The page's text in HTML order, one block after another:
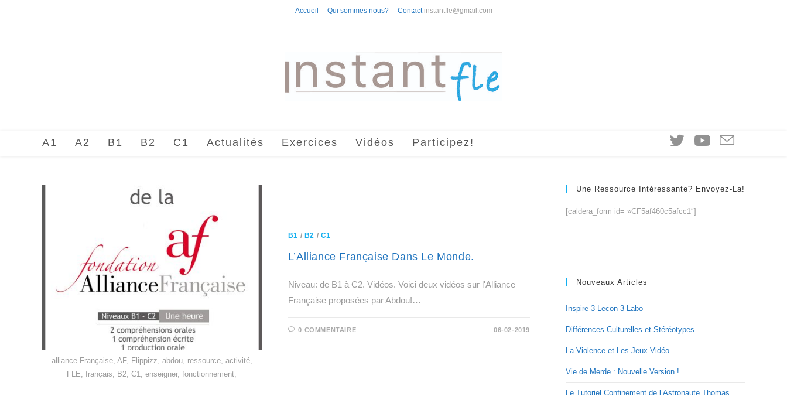
Accueil Qui sommes nous? Contact instantfle@gmail.com
A1 A2 B1 B2 C1 Actualités Exercices Vidéos Participez!
alliance Française, AF, Flippizz, abdou, ressource, activité,
FLE, français, B2, C1, enseigner, fonctionnement,
B1 / B2 / C1
L’Alliance Française Dans Le Monde.
Niveau: de B1 à C2. Vidéos. Voici deux vidéos sur l'Alliance
Française proposées par Abdou!…
0 COMMENTAIRE 06-02-2019
Une Ressource Intéressante? Envoyez-La!
[caldera_form id= »CF5af460c5afcc1″]
Nouveaux Articles
Inspire 3 Lecon 3 Labo
Différences Culturelles et Stéréotypes
La Violence et Les Jeux Vidéo
Vie de Merde : Nouvelle Version !
Le Tutoriel Confinement de l’Astronaute Thomas